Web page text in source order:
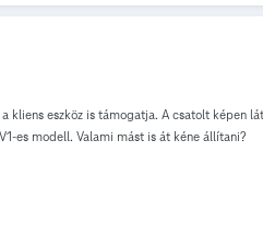
ha a Nagylila nem változtatná meg a
kliens eszköz is támogatja. A csatolt képen
es modell. Valami mást is át kéne állítani?